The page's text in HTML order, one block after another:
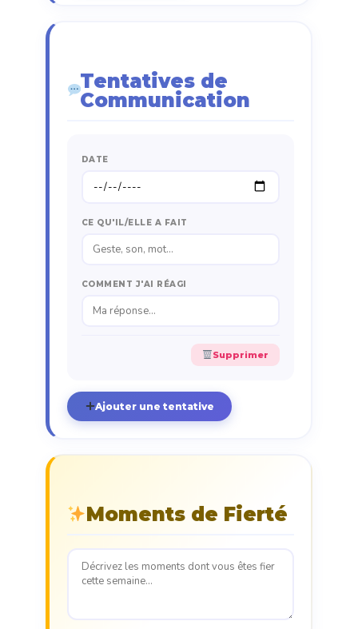
Tentatives de
Communication
DATE
CE QU'IL/ELLE A FAIT
COMMENT J'AI RÉAGI
Supprimer
Ajouter une tentative
Moments de Fierté